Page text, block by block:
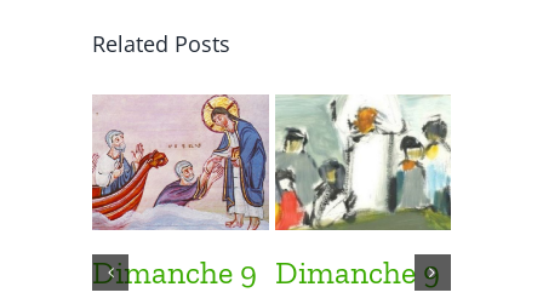
Related Posts
Dimanche 9 Dimanche 9